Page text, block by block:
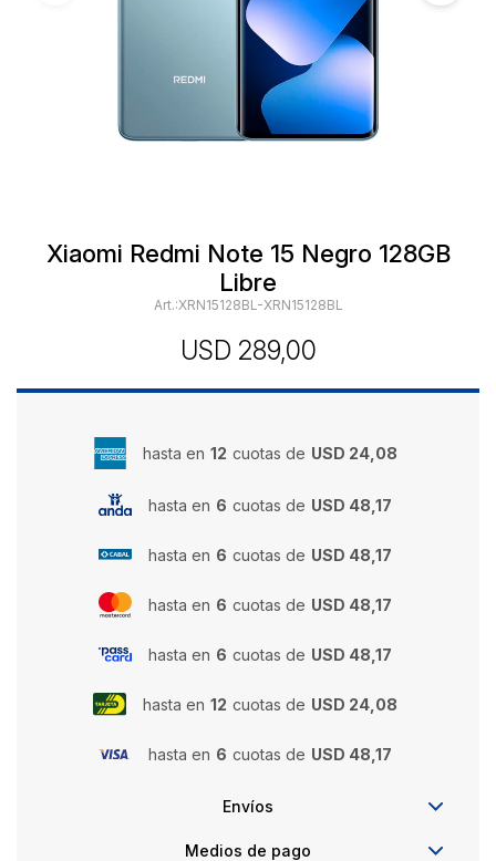
Xiaomi Redmi Note 15 Negro 128GB
Libre
XRN15128BL-XRN15128BL
USD 289,00
hasta en 12 cuotas de USD 24,08
hasta en 6 cuotas de USD 48,17
hasta en 6 cuotas de USD 48,17
hasta en 6 cuotas de USD 48,17
hasta en 6 cuotas de USD 48,17
hasta en 12 cuotas de USD 24,08
hasta en 6 cuotas de USD 48,17
Envíos
Medios de pago